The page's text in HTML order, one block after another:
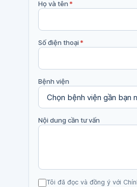
Họ và tên*
Số điện thoại*
Bệnh viện
Nội dung cần tư vấn
Tôi đã đọc và đồng ý với